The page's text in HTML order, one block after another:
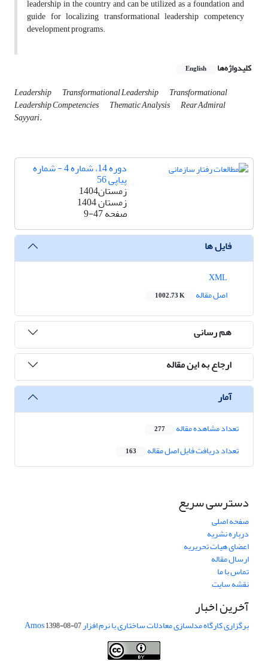
leadership in the country and can be utilized as a foundation and
guide for localizing transformational leadership competency
development programs.
کلیدواژه‌ها English
Leadership Transformational Leadership Transformational
Leadership Competencies Thematic Analysis Rear Admiral
Sayyari.
دوره 14، شماره 4 - شماره
پیاپی 56
زمستان1404
زمستان 1404
صفحه9-47
فایل ها
اصل مقاله
1002.73 K
هم رسانی
ارجاع به این مقاله
آمار
تعداد مشاهده مقاله 277
تعداد دریافت فایل اصل مقاله 163
دسترسی سریع
صفحه اصلی
درباره نشریه
اعضای هیات تحریریه
ارسال مقاله
تماس با ما
نقشه سایت
آخرین اخبار
برگزاری کارگاه مدلسازی معادلات ساختاری با نرم افزار Amos1398-08-07